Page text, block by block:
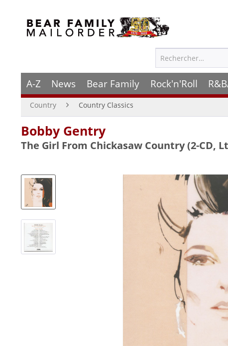
A-Z News Bear Family Rock'n'Roll
Country Country Classics
Bobby Gentry
The Girl From Chickasaw Country (2-CD,